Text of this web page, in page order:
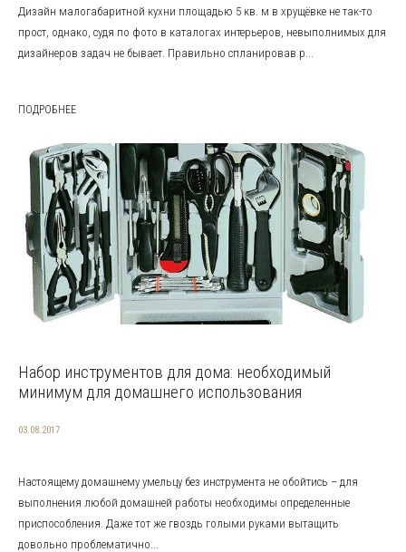
Дизайн малогабаритной кухни площадью 5 кв. м в хрущёвке не так-то
прост, однако, судя по фото в каталогах интерьеров, невыполнимых для
дизайнеров задач не бывает. Правильно спланировав р...
ПОДРОБНЕЕ
Набор инструментов для дома: необходимый
минимум для домашнего использования
03.08.2017
Настоящему домашнему умельцу без инструмента не обойтись – для
выполнения любой домашней работы необходимы определенные
приспособления. Даже тот же гвоздь голыми руками вытащить
довольно проблематично...